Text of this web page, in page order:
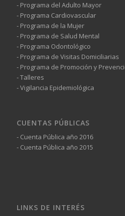
- Programa del Adulto Mayor
- Programa Cardiovascular
- Programa de la Mujer
- Programa de Salud Mental
- Programa Odontológico
- Programa de Visitas Domiciliarias
- Programa de Promoción y
- Talleres
- Vigilancia Epidemiológica
CUENTAS PÚBLICAS
- Cuenta Pública año 2016
- Cuenta Pública año 2015
LINKS DE INTERÉS